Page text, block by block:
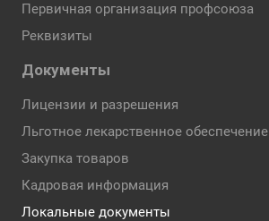
Первичная организация профсоюза
Реквизиты
Документы
Лицензии и разрешения
Льготное лекарственное обеспечение
Закупка товаров
Кадровая информация
Локальные документы